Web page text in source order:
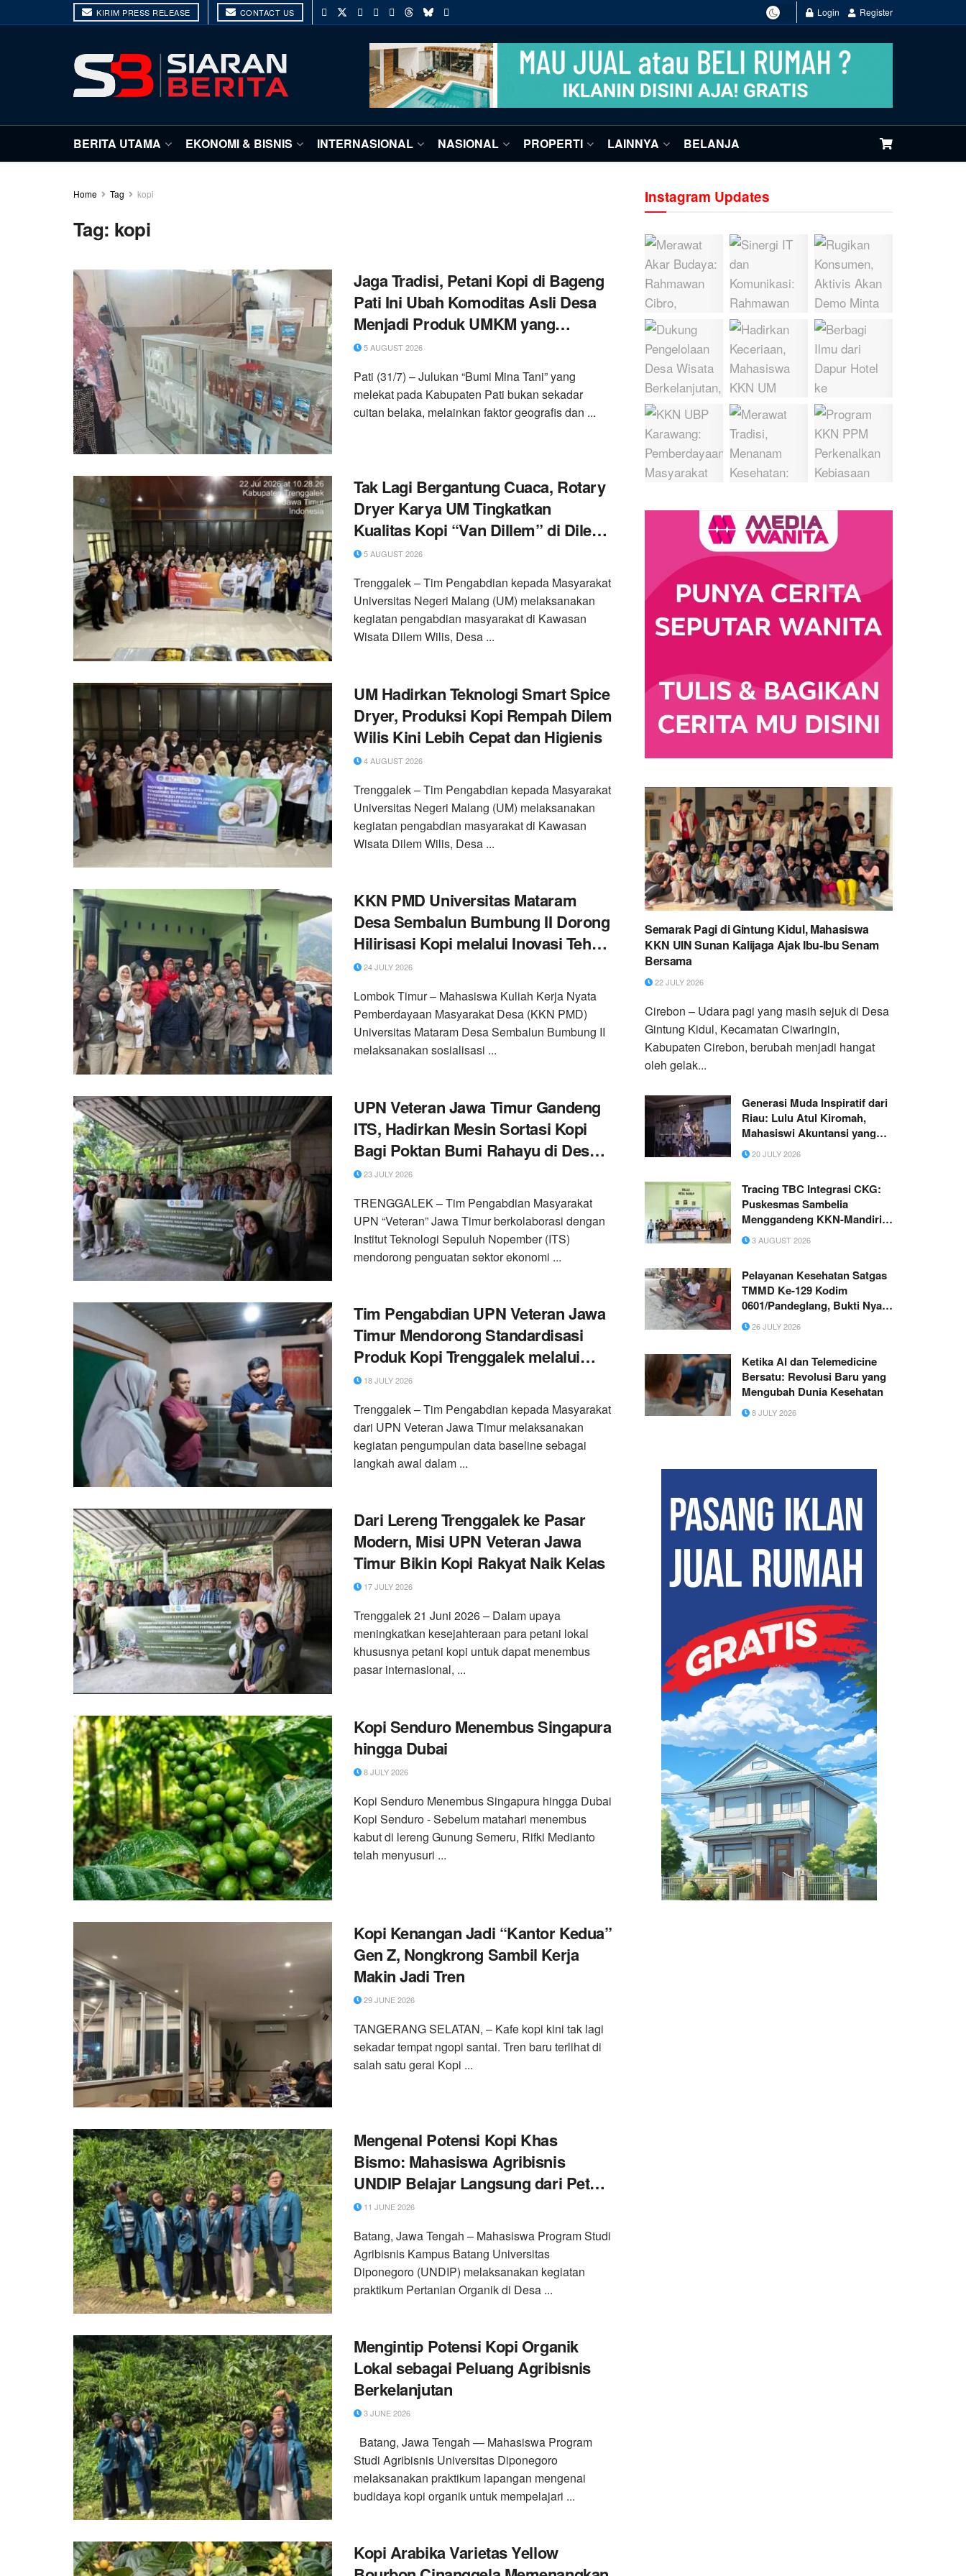
KIRIM PRESS RELEASE CONTACT US Login Register
BERITA UTAMA EKONOMI & BISNIS INTERNASIONAL NASIONAL PROPERTI LAINNYA BELANJA
Home Tag kopi
Tag: kopi
Jaga Tradisi, Petani Kopi di Bageng
Pati Ini Ubah Komoditas Asli Desa
Menjadi Produk UMKM yang
Bernilai Jual
5 AUGUST 2026
Pati (31/7) – Julukan “Bumi Mina Tani” yang
melekat pada Kabupaten Pati bukan sekadar
cuitan belaka, melainkan faktor geografis dan ...
Tak Lagi Bergantung Cuaca, Rotary
Dryer Karya UM Tingkatkan
Kualitas Kopi “Van Dillem” di Dilem
Wilis
5 AUGUST 2026
Trenggalek – Tim Pengabdian kepada Masyarakat
Universitas Negeri Malang (UM) melaksanakan
kegiatan pengabdian masyarakat di Kawasan
Wisata Dilem Wilis, Desa ...
UM Hadirkan Teknologi Smart Spice
Dryer, Produksi Kopi Rempah Dilem
Wilis Kini Lebih Cepat dan Higienis
4 AUGUST 2026
Trenggalek – Tim Pengabdian kepada Masyarakat
Universitas Negeri Malang (UM) melaksanakan
kegiatan pengabdian masyarakat di Kawasan
Wisata Dilem Wilis, Desa ...
KKN PMD Universitas Mataram
Desa Sembalun Bumbung II Dorong
Hilirisasi Kopi melalui Inovasi Teh
Kulit Kopi
24 JULY 2026
Lombok Timur – Mahasiswa Kuliah Kerja Nyata
Pemberdayaan Masyarakat Desa (KKN PMD)
Universitas Mataram Desa Sembalun Bumbung II
melaksanakan sosialisasi ...
UPN Veteran Jawa Timur Gandeng
ITS, Hadirkan Mesin Sortasi Kopi
Bagi Poktan Bumi Rahayu di Desa
Dompyong, Trenggalek
23 JULY 2026
TRENGGALEK – Tim Pengabdian Masyarakat
UPN “Veteran” Jawa Timur berkolaborasi dengan
Institut Teknologi Sepuluh Nopember (ITS)
mendorong penguatan sektor ekonomi ...
Tim Pengabdian UPN Veteran Jawa
Timur Mendorong Standardisasi
Produk Kopi Trenggalek melalui
Pendataan Baseline Petani
18 JULY 2026
Trenggalek – Tim Pengabdian kepada Masyarakat
dari UPN Veteran Jawa Timur melaksanakan
kegiatan pengumpulan data baseline sebagai
langkah awal dalam ...
Dari Lereng Trenggalek ke Pasar
Modern, Misi UPN Veteran Jawa
Timur Bikin Kopi Rakyat Naik Kelas
17 JULY 2026
Trenggalek 21 Juni 2026 – Dalam upaya
meningkatkan kesejahteraan para petani lokal
khususnya petani kopi untuk dapat menembus
pasar internasional, ...
Kopi Senduro Menembus Singapura
hingga Dubai
8 JULY 2026
Kopi Senduro Menembus Singapura hingga Dubai
Kopi Senduro - Sebelum matahari menembus
kabut di lereng Gunung Semeru, Rifki Medianto
telah menyusuri ...
Kopi Kenangan Jadi “Kantor Kedua”
Gen Z, Nongkrong Sambil Kerja
Makin Jadi Tren
29 JUNE 2026
TANGERANG SELATAN, – Kafe kopi kini tak lagi
sekadar tempat ngopi santai. Tren baru terlihat di
salah satu gerai Kopi ...
Mengenal Potensi Kopi Khas
Bismo: Mahasiswa Agribisnis
UNDIP Belajar Langsung dari Petani
Organik dan KUPS Nandita Sosial
Sejahtera
11 JUNE 2026
Batang, Jawa Tengah – Mahasiswa Program Studi
Agribisnis Kampus Batang Universitas
Diponegoro (UNDIP) melaksanakan kegiatan
praktikum Pertanian Organik di Desa ...
Mengintip Potensi Kopi Organik
Lokal sebagai Peluang Agribisnis
Berkelanjutan
3 JUNE 2026
Batang, Jawa Tengah — Mahasiswa Program
Studi Agribisnis Universitas Diponegoro
melaksanakan praktikum lapangan mengenai
budidaya kopi organik untuk mempelajari ...
Kopi Arabika Varietas Yellow
Instagram Updates
Semarak Pagi di Gintung Kidul, Mahasiswa
KKN UIN Sunan Kalijaga Ajak Ibu-Ibu Senam
Bersama
22 JULY 2026
Cirebon – Udara pagi yang masih sejuk di Desa
Gintung Kidul, Kecamatan Ciwaringin,
Kabupaten Cirebon, berubah menjadi hangat
oleh gelak...
Generasi Muda Inspiratif dari
Riau: Lulu Atul Kiromah,
Mahasiswi Akuntansi yang
Menorehkan Prestasi di
Berbagai Bidang
20 JULY 2026
Tracing TBC Integrasi CKG:
Puskesmas Sambelia
Menggandeng KKN-Mandiri
UMY
3 AUGUST 2026
Pelayanan Kesehatan Satgas
TMMD Ke-129 Kodim
0601/Pandeglang, Bukti Nyata
TNI Selalu Dekat dengan
Rakyat
26 JULY 2026
Ketika AI dan Telemedicine
Bersatu: Revolusi Baru yang
Mengubah Dunia Kesehatan
8 JULY 2026